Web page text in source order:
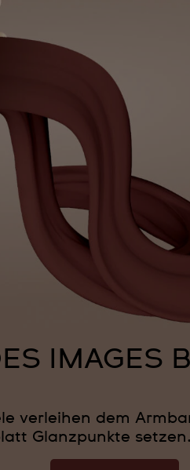
IMAGES
verleihen dem
Glanzpunkte